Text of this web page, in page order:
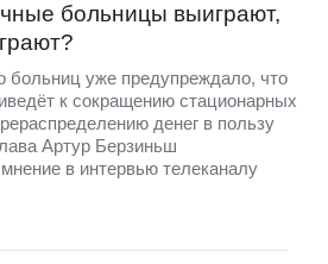
больницы выиграют,
больниц уже предупреждало, что
к сокращению стационарных
денег в пользу
Артур Берзиньш
в интервью телеканалу